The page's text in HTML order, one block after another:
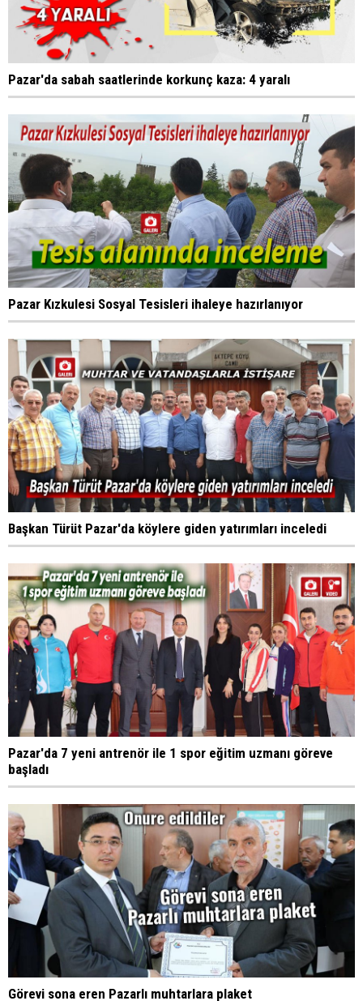
Pazar'da sabah saatlerinde korkunç kaza: 4 yaralı
Pazar Kızkulesi Sosyal Tesisleri ihaleye hazırlanıyor
Başkan Türüt Pazar'da köylere giden yatırımları inceledi
Pazar'da 7 yeni antrenör ile 1 spor eğitim uzmanı göreve
başladı
Görevi sona eren Pazarlı muhtarlara plaket